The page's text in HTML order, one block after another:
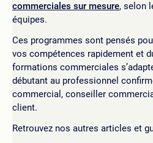
commerciales sur mesure, selon
équipes.
Ces programmes sont pensés
vos compétences rapidement et
formations commerciales
débutant au professionnel
commercial, conseiller
client.
Retrouvez nos autres articles et